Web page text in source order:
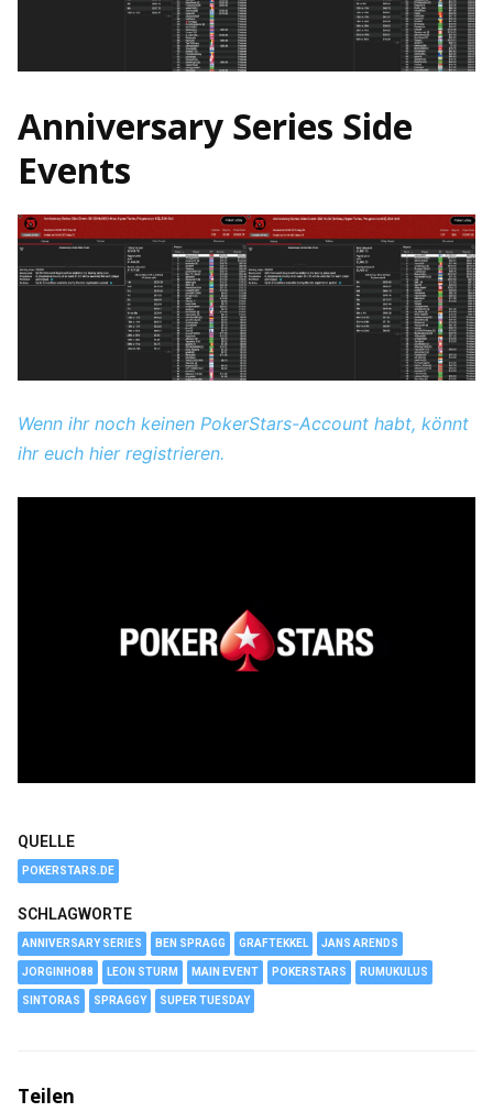
Anniversary Series Side
Events
Wenn ihr noch keinen PokerStars-Account habt, könnt
ihr euch hier registrieren.
QUELLE
POKERSTARS.DE
SCHLAGWORTE
ANNIVERSARY SERIES BEN SPRAGG GRAFTEKKEL JANS ARENDS
JORGINHO88 LEON STURM MAIN EVENT POKERSTARS RUMUKULUS
SINTORAS SPRAGGY SUPER TUESDAY
Teilen